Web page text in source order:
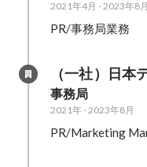
2021年4月 -2023年8月
PR/事務局業務
（一社）日本
事務局
2021年-2023年8月
PR/Marketing